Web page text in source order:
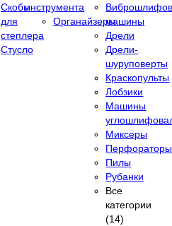
Скобы
для
степлера
Стусло
инструмента
Органайзерымашины
Дрели
Дрели-
шуруповерты
Краскопульты
Лобзики
Машины
Миксеры
Перфораторы
Пилы
Рубанки
Все
категории
(14)